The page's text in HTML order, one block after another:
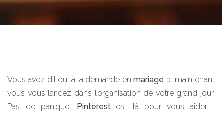
Vous avez dit oui à la demande enmariage et maintenant
vous vous lancez dans l’organisation de votre grand jour.
Pas de panique, Pinterestest là pour vous aider !